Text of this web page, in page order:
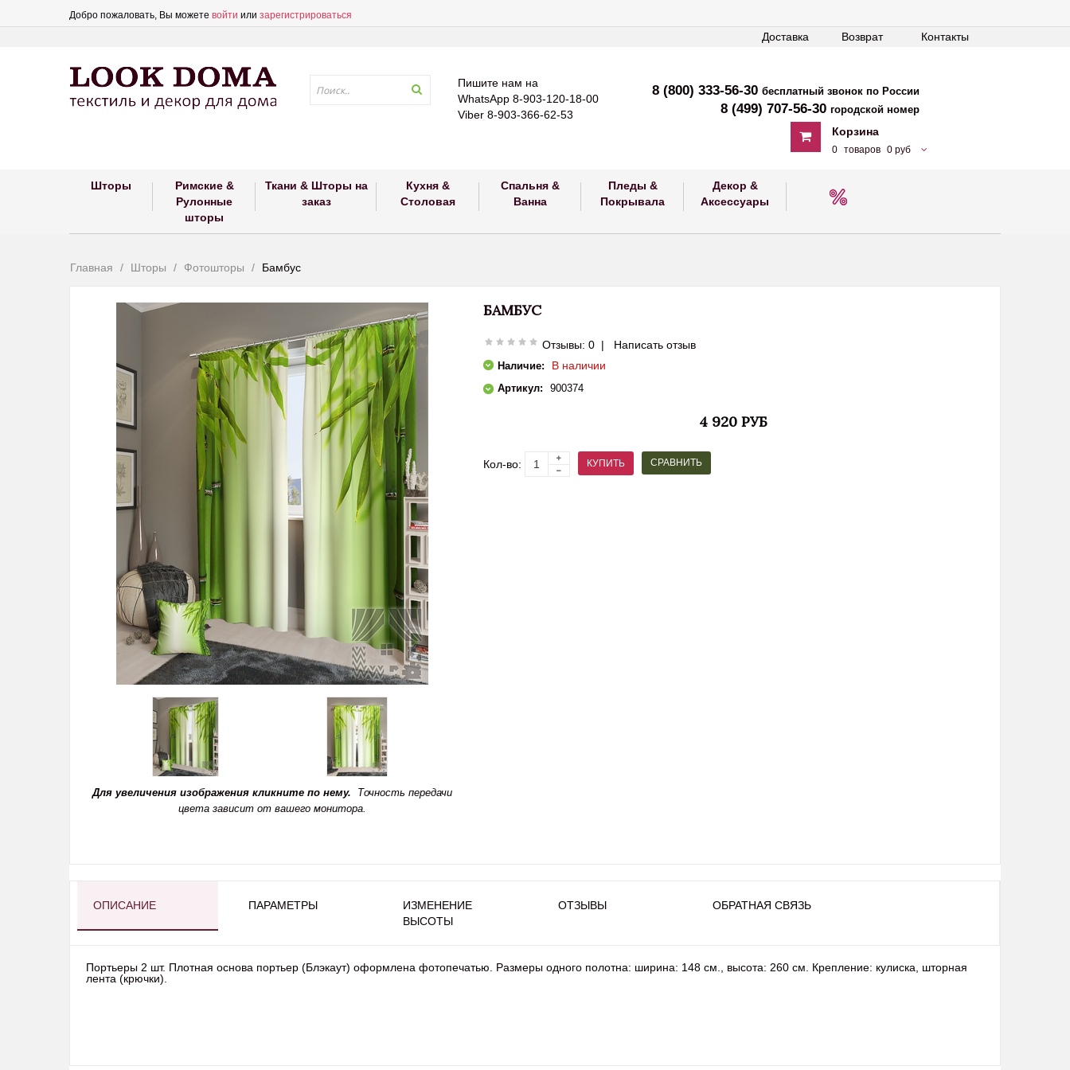
Добро пожаловать, Вы можете войти или зарегистрироваться
Контакты
Возврат
Доставка
Пишите нам на
WhatsApp 8-903-120-18-00
Viber 8-903-366-62-53
8 (800) 333-56-30 бесплатный звонок по России
8 (499) 707-56-30 городской номер
Корзина
0 товаров 0 руб
Шторы
Римские &
Рулонные
шторы
Ткани & Шторы на
заказ
Кухня &
Столовая
Спальня &
Ванна
Пледы &
Покрывала
Декор &
Аксессуары
Главная Шторы Фотошторы Бамбус
Для увеличения изображения кликните по нему. Точность передачи
цвета зависит от вашего монитора.
БАМБУС
Отзывы: 0| Написать отзыв
Наличие: В наличии
Артикул: 900374
4 920 РУБ
Кол-во: КУПИТЬ СРАВНИТЬ
ОПИСАНИЕ ПАРАМЕТРЫ
ИЗМЕНЕНИЕ
ВЫСОТЫ
ОТЗЫВЫ ОБРАТНАЯ СВЯЗЬ
Портьеры 2 шт. Плотная основа портьер (Блэкаут) оформлена фотопечатью. Размеры одного полотна: ширина: 148 см., высота: 260 см. Крепление: кулиска, шторная
лента (крючки).